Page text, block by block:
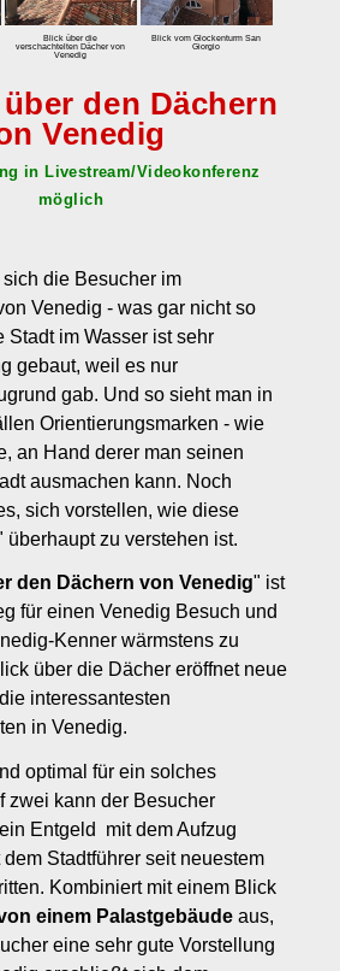
und Eintrittspreise für Museen
Blick über die
verschachtelten Dächer von
Venedig
Blick vom Glockenturm San
Giorgio
den Dächern
Venedig
in Livestream/Videokonferenz
möglich
die Besucher im
Venedig - was gar nicht so
Stadt im Wasser ist sehr
gebaut, weil es nur
gab. Und so sieht man in
Orientierungsmarken - wie
an Hand derer man seinen
ausmachen kann. Noch
sich vorstellen, wie diese
überhaupt zu verstehen ist.
den Dächern von Venedig" ist
für einen Venedig Besuch und
Kenner wärmstens zu
über die Dächer eröffnet neue
interessantesten
in Venedig.
optimal für ein solches
zwei kann der Besucher
Entgeld mit dem Aufzug
dem Stadtführer seit neuestem
Kombiniert mit einem Blick
einem Palastgebäude aus,
eine sehr gute Vorstellung